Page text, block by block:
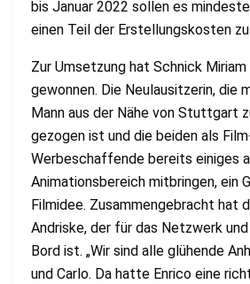
bis Januar 2022 sollen es
einen Teil der Erstellungskosten
Zur Umsetzung hat Schnick Miriam
gewonnen. Die Neulausitzerin, die
Mann aus der Nähe von Stuttgart
gezogen ist und die beiden als
Werbeschaffende bereits einiges
Animationsbereich mitbringen, ein
Filmidee. Zusammengebracht hat
Andriske, der für das Netzwerk
Bord ist. „Wir sind alle glühende
und Carlo. Da hatte Enrico eine